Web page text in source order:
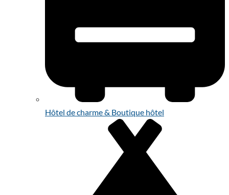
Hôtel de charme & Boutique hôtel